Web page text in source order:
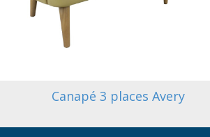
Canapé 3 places Avery